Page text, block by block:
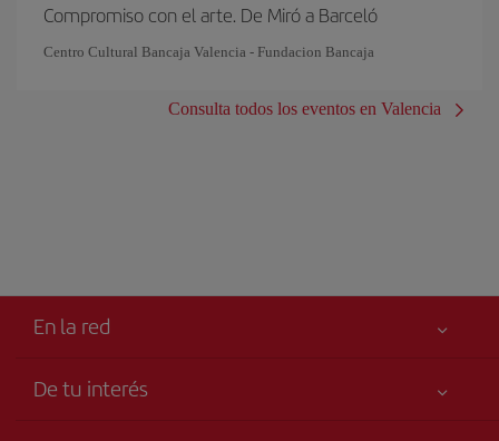
Compromiso con el arte. De Miró a Barceló
Centro Cultural Bancaja Valencia - Fundacion Bancaja
Consulta todos los eventos en Valencia
En la red
De tu interés